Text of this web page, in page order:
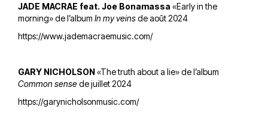
JADE MACRAE feat. Joe Bonamassa «Early in the
morning» de l’album In my veinsde août 2024
https://www.jademacraemusic.com/
GARY NICHOLSON«The truth about a lie» de l’album
Common sensede juillet 2024
https://garynicholsonmusic.com/